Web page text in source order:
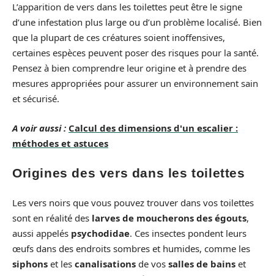
L’apparition de vers dans les toilettes peut être le signe
d’une infestation plus large ou d’un problème localisé. Bien
que la plupart de ces créatures soient inoffensives,
certaines espèces peuvent poser des risques pour la santé.
Pensez à bien comprendre leur origine et à prendre des
mesures appropriées pour assurer un environnement sain
et sécurisé.
A voir aussi : Calcul des dimensions d'un escalier :
méthodes et astuces
Origines des vers dans les toilettes
Les vers noirs que vous pouvez trouver dans vos toilettes
sont en réalité des larves de moucherons des égouts,
aussi appelés psychodidae. Ces insectes pondent leurs
œufs dans des endroits sombres et humides, comme les
siphons et les canalisations de vos salles de bains et